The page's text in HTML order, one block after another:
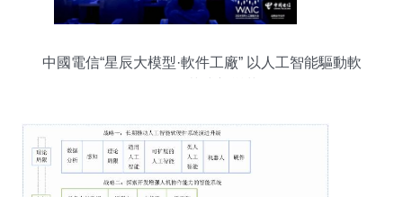
中國電信“星辰大模型·軟件工廠” 以人工智能驅動軟